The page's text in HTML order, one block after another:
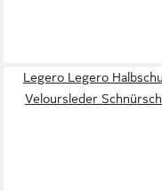
Legero Legero
Veloursleder